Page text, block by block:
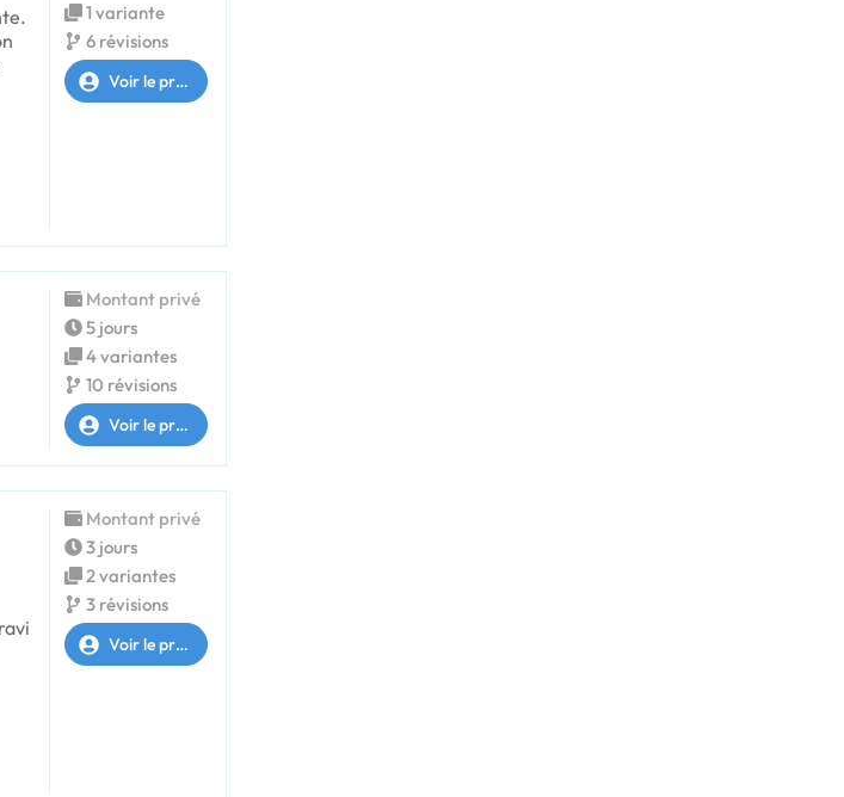
1 variante
6 révisions
Voir le profil
Montant privé
5 jours
4 variantes
10 révisions
Voir le profil
Montant privé
3 jours
2 variantes
3 révisions
Voir le profil